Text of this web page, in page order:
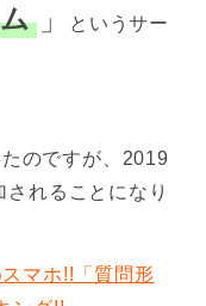
」
というサー
のですが、2019
されることになり
マホ!!「質問形